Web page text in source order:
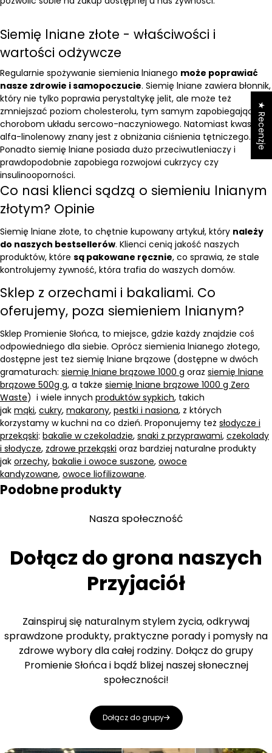
Siemię lniane złote - właściwości i
wartości odżywcze
Regularnie spożywanie siemienia lnianego może poprawiać
nasze zdrowie i samopoczucie. Siemię lniane zawiera błonnik,
który nie tylko poprawia perystaltykę jelit, ale może też
zmniejszać poziom cholesterolu, tym samym zapobiegając
chorobom układu sercowo-naczyniowego. Natomiast kwas
alfa-linolenowy znany jest z obniżania ciśnienia tętniczego.
Ponadto siemię lniane posiada dużo przeciwutleniaczy i
prawdopodobnie zapobiega rozwojowi cukrzycy czy
insulinooporności.
Co nasi klienci sądzą o siemieniu lnianym
złotym? Opinie
Siemię lniane złote, to chętnie kupowany artykuł, który należy
do naszych bestsellerów. Klienci cenią jakość naszych
produktów, które są pakowane ręcznie, co sprawia, że stale
kontrolujemy żywność, która trafia do waszych domów.
Sklep z orzechami i bakaliami. Co
oferujemy, poza siemieniem lnianym?
Sklep Promienie Słońca, to miejsce, gdzie każdy znajdzie coś
odpowiedniego dla siebie. Oprócz siemienia lnianego złotego,
dostępne jest też siemię lniane brązowe (dostępne w dwóch
gramaturach: siemię lniane brązowe 1000 g oraz siemię lniane
brązowe 500g g, a także siemię lniane brązowe 1000 g Zero
Waste) i wiele innych produktów sypkich, takich
jak mąki, cukry, makarony, pestki i nasiona, z których
korzystamy w kuchni na co dzień. Proponujemy też słodycze i
przekąski: bakalie w czekoladzie, snaki z przyprawami, czekolady
i słodycze, zdrowe przekąski oraz bardziej naturalne produkty
jak orzechy, bakalie i owoce suszone, owoce
kandyzowane, owoce liofilizowane.
Podobne produkty
Nasza społeczność
Dołącz do grona naszych
Przyjaciół
Zainspiruj się naturalnym stylem życia, odkrywaj
sprawdzone produkty, praktyczne porady i pomysły na
zdrowe wybory dla całej rodziny. Dołącz do grupy
Promienie Słońca i bądź bliżej naszej słonecznej
społeczności!
Dołącz do grupy
★ Recenzje